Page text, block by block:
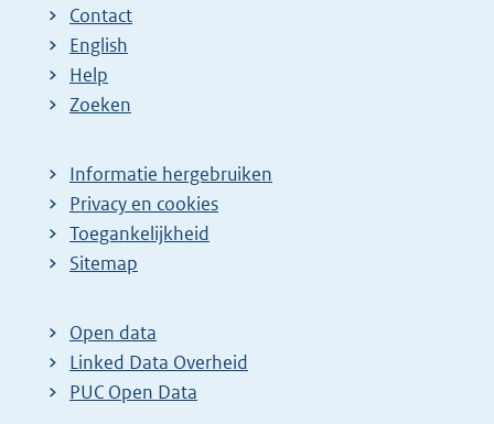
Contact
English
Help
Zoeken
Informatie hergebruiken
Privacy en cookies
Toegankelijkheid
Sitemap
Open data
Linked Data Overheid
PUC Open Data